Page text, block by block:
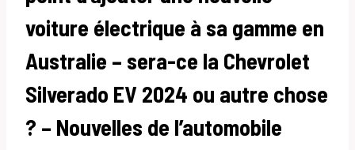
voiture électrique à sa gamme en
Australie – sera-ce la Chevrolet
Silverado EV 2024 ou autre chose
? – Nouvelles de l’automobile